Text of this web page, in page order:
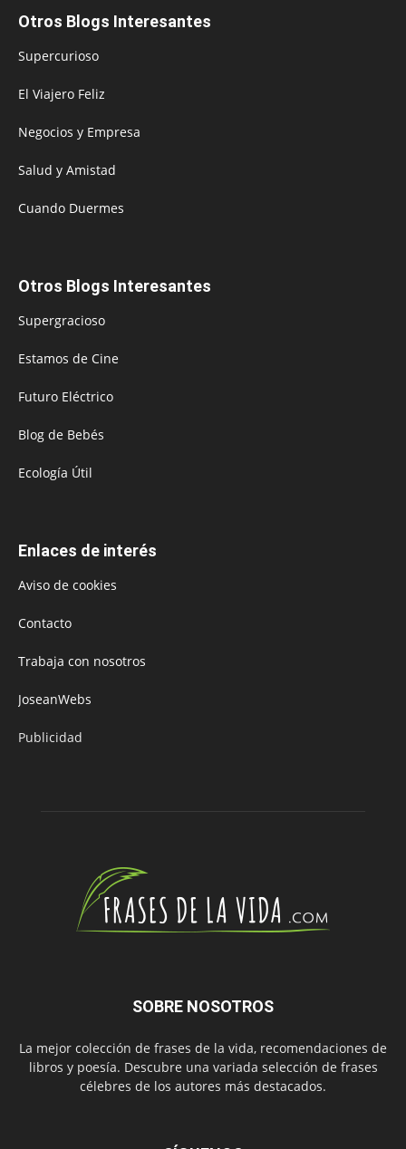
Otros Blogs Interesantes
Supercurioso
El Viajero Feliz
Negocios y Empresa
Salud y Amistad
Cuando Duermes
Otros Blogs Interesantes
Supergracioso
Estamos de Cine
Futuro Eléctrico
Blog de Bebés
Ecología Útil
Enlaces de interés
Aviso de cookies
Contacto
Trabaja con nosotros
JoseanWebs
Publicidad
SOBRE NOSOTROS
La mejor colección de frases de la vida, recomendaciones de
libros y poesía. Descubre una variada selección de frases
célebres de los autores más destacados.